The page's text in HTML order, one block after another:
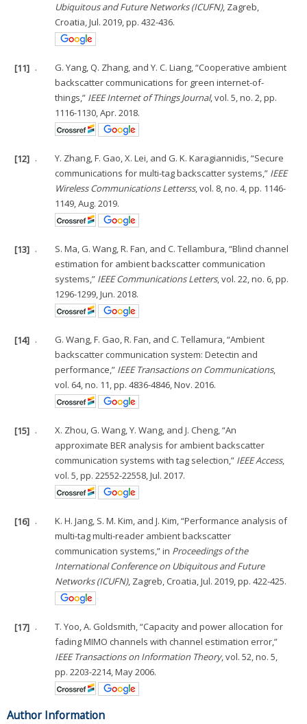
Ubiquitous and Future Networks (ICUFN), Zagreb,
Croatia, Jul. 2019, pp. 432-436.
[11] .
G. Yang, Q. Zhang, and Y. C. Liang, “Cooperative ambient
backscatter communications for green internet-of-
things,” IEEE Internet of Things Journal, vol. 5, no. 2, pp.
1116-1130, Apr. 2018.
[12] .
Y. Zhang, F. Gao, X. Lei, and G. K. Karagiannidis, “Secure
communications for multi-tag backscatter systems,” IEEE
Wireless Communications Letterss, vol. 8, no. 4, pp. 1146-
1149, Aug. 2019.
[13] .
S. Ma, G. Wang, R. Fan, and C. Tellambura, “Blind channel
estimation for ambient backscatter communication
systems,” IEEE Communications Letters, vol. 22, no. 6, pp.
1296-1299, Jun. 2018.
[14] .
G. Wang, F. Gao, R. Fan, and C. Tellamura, “Ambient
backscatter communication system: Detectin and
performance,” IEEE Transactions on Communications,
vol. 64, no. 11, pp. 4836-4846, Nov. 2016.
[15] .
X. Zhou, G. Wang, Y. Wang, and J. Cheng, “An
approximate BER analysis for ambient backscatter
communication systems with tag selection,” IEEE Access,
vol. 5, pp. 22552-22558, Jul. 2017.
[16] .
K. H. Jang, S. M. Kim, and J. Kim, “Performance analysis of
multi-tag multi-reader ambient backscatter
communication systems,” in Proceedings of the
International Conference on Ubiquitous and Future
Networks (ICUFN), Zagreb, Croatia, Jul. 2019, pp. 422-425.
[17] .
T. Yoo, A. Goldsmith, “Capacity and power allocation for
fading MIMO channels with channel estimation error,”
IEEE Transactions on Information Theory, vol. 52, no. 5,
pp. 2203-2214, May 2006.
Author Information